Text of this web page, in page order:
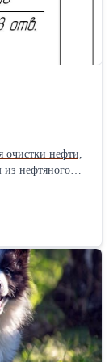
Собственное
очистки нефти,
нефтяного
муфт,
исключением
80 с шагом
пространства
-
168; -
Ø89 мм; - масса
до 200 м3/